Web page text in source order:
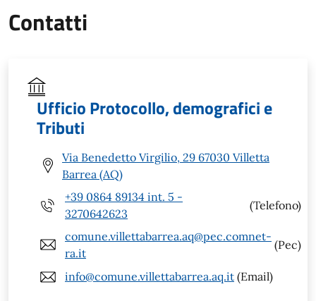
Contatti
Ufficio Protocollo, demografici e
Tributi
Via Benedetto Virgilio, 29 67030 Villetta
Barrea (AQ)
+39 0864 89134 int. 5 -
3270642623
(Telefono)
comune.villettabarrea.aq@pec.comnet-
ra.it
(Pec)
info@comune.villettabarrea.aq.it (Email)